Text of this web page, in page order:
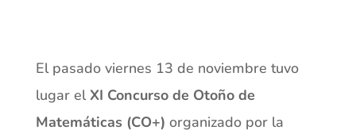
El pasado viernes 13 de noviembre tuvo
lugar el XI Concurso de Otoño de
Matemáticas (CO+) organizado por la